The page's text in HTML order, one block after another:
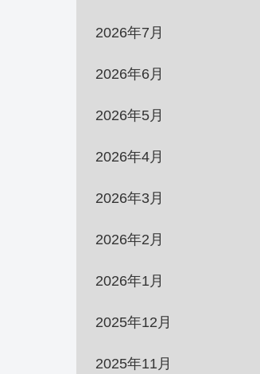
2026年7月
2026年6月
2026年5月
2026年4月
2026年3月
2026年2月
2026年1月
2025年12月
2025年11月